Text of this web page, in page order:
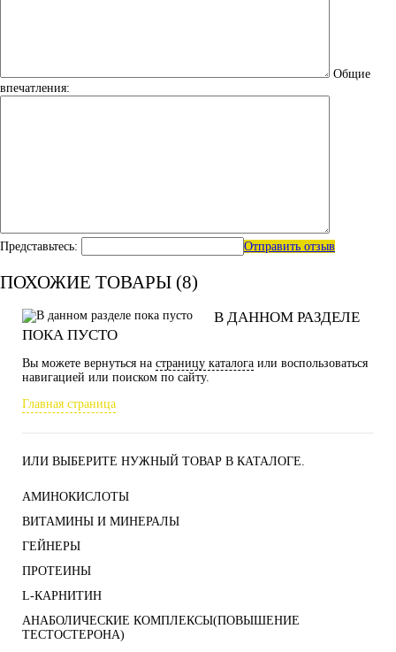
Общие
впечатления:
Представьтесь: Отправить отзыв
ПОХОЖИЕ ТОВАРЫ (8)
В ДАННОМ РАЗДЕЛЕ
ПОКА ПУСТО
Вы можете вернуться на страницу каталога или воспользоваться
навигацией или поиском по сайту.
Главная страница
ИЛИ ВЫБЕРИТЕ НУЖНЫЙ ТОВАР В КАТАЛОГЕ.
АМИНОКИСЛОТЫ
ВИТАМИНЫ И МИНЕРАЛЫ
ГЕЙНЕРЫ
ПРОТЕИНЫ
L-КАРНИТИН
АНАБОЛИЧЕСКИЕ КОМПЛЕКСЫ(ПОВЫШЕНИЕ
ТЕСТОСТЕРОНА)